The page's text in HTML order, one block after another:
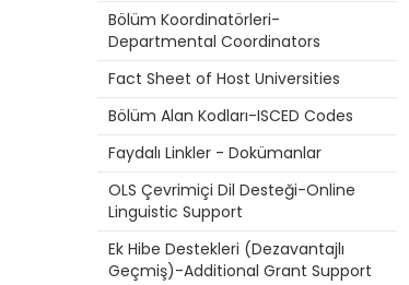
Bölüm Koordinatörleri-
Departmental Coordinators
Fact Sheet of Host Universities
Bölüm Alan Kodları-ISCED Codes
Faydalı Linkler - Dokümanlar
OLS Çevrimiçi Dil Desteği-Online
Linguistic Support
Ek Hibe Destekleri (Dezavantajlı
Geçmiş)-Additional Grant Support